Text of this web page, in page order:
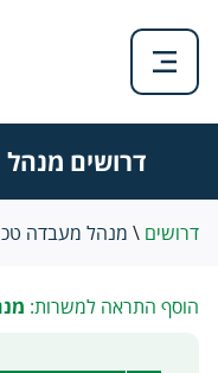
דרושים
דרושים \ מנהל מעבדה
הוסף התראה למשרות: